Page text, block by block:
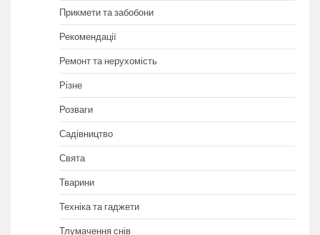
Прикмети та забобони
Рекомендації
Ремонт та нерухомість
Різне
Розваги
Садівництво
Свята
Тварини
Техніка та гаджети
Тлумачення снів